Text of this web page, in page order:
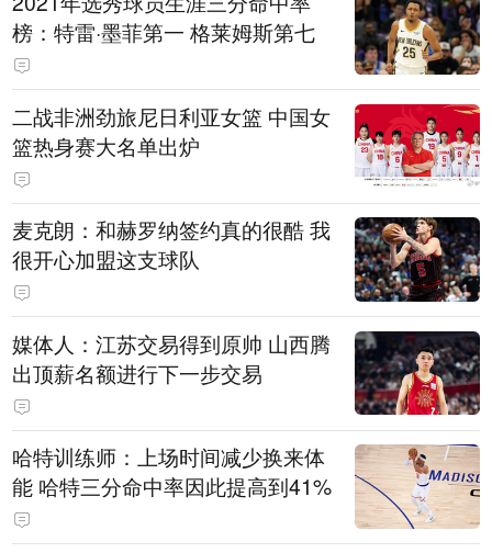
榜：特雷·墨菲第一 格莱姆斯第七
二战非洲劲旅尼日利亚女篮 中国女
篮热身赛大名单出炉
麦克朗：和赫罗纳签约真的很酷 我
很开心加盟这支球队
媒体人：江苏交易得到原帅 山西腾
出顶薪名额进行下一步交易
哈特训练师：上场时间减少换来体
能 哈特三分命中率因此提高到41%